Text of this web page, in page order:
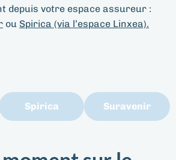
depuis votre espace assureur :
ou Spirica (via l’espace Linxea).
Spirica Suravenir